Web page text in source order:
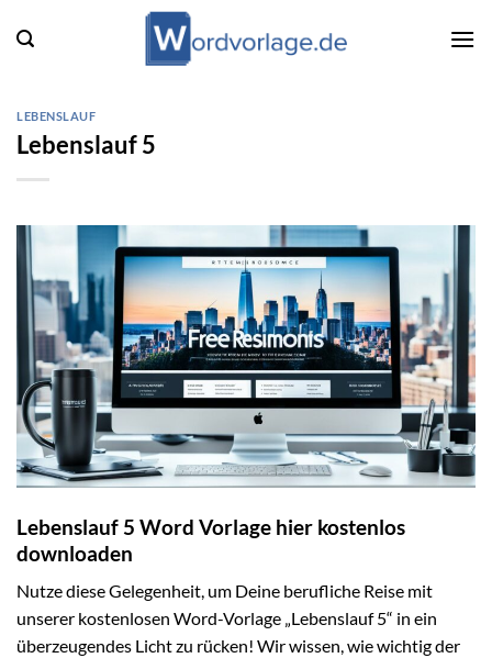
Inhalt
LEBENSLAUF
Lebenslauf 5
Lebenslauf 5 Word Vorlage hier kostenlos
downloaden
Nutze diese Gelegenheit, um Deine berufliche Reise mit
unserer kostenlosen Word-Vorlage „Lebenslauf 5“ in ein
überzeugendes Licht zu rücken! Wir wissen, wie wichtig der